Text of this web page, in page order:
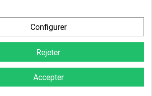
D'accord
désinscrire à tout moment. Vous trouverez
de contact dans les conditions
d'utilisation du site.
Configurer
Rejeter
Accepter